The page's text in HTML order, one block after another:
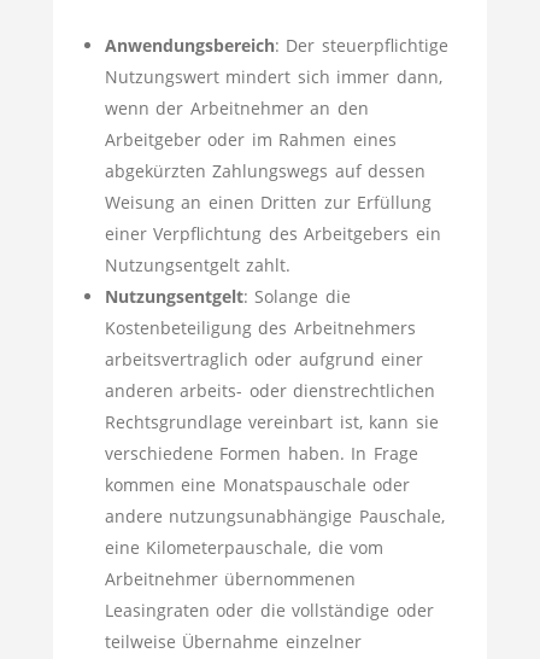
Anwendungsbereich: Der steuerpflichtige
Nutzungswert mindert sich immer dann,
wenn der Arbeitnehmer an den
Arbeitgeber oder im Rahmen eines
abgekürzten Zahlungswegs auf dessen
Weisung an einen Dritten zur Erfüllung
einer Verpflichtung des Arbeitgebers ein
Nutzungsentgelt zahlt.
Nutzungsentgelt: Solange die
Kostenbeteiligung des Arbeitnehmers
arbeitsvertraglich oder aufgrund einer
anderen arbeits- oder dienstrechtlichen
Rechtsgrundlage vereinbart ist, kann sie
verschiedene Formen haben. In Frage
kommen eine Monatspauschale oder
andere nutzungsunabhängige Pauschale,
eine Kilometerpauschale, die vom
Arbeitnehmer übernommenen
Leasingraten oder die vollständige oder
teilweise Übernahme einzelner